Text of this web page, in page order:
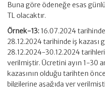
Buna göre ödeneğe esas
TL olacaktır.
Örnek-13: 16.07.2024
28.12.2024 tarihinde iş kazası
28.12.2024-30.12.2024
verilmiştir. Ücretini ayın 1-30
kazasının olduğu tarihten
bilgilerine aşağıda yer